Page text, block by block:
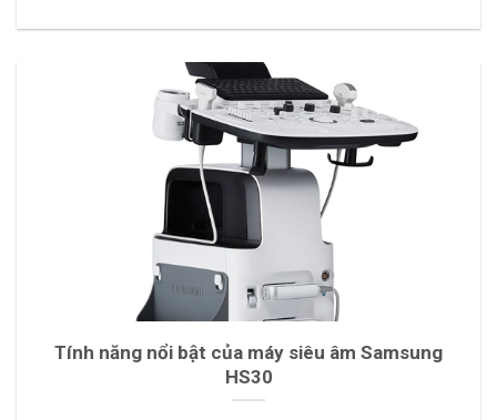
Tính năng nổi bật của máy siêu âm Samsung
HS30